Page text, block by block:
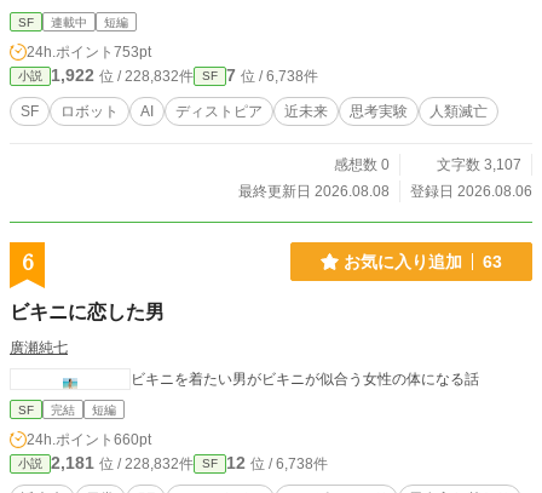
くりと、しあわせなまま、いなくなっていきました。 誰も傷つかない、優しい
世界。 誰ひとり、生まれてこない世界。 これは、人類が最後に手に入れた「味
方」の物語です。 ──この物語が生まれた日 焼肉屋で、友達に話しました。
「小説を投稿してて、いつかコミカライズされたら嬉しいな」 返ってきたの
は、こうです。 「無理やろ」 ……それを聞いた瞬間、この物語ができました。
無理なことなんて、この世にない。 そう思ったのと同時に、思ったんです。 ──
ね、絶対いけるよ」としか言わない人だったら、 わたしはたぶん、この話を書
いていません。 否定してくれてありがとう。 そのおかげで、書けました。
SF 連載中 短編
24h.ポイント 753pt
小説 1,922 位 / 228,832件 SF 7 位 / 6,738件
SF ロボット AI ディストピア 近未来 思考実験 人類滅亡
感想数 0
文字数 3,107
最終更新日 2026.08.08
登録日 2026.08.06
6 お気に入り追加 63
ビキニに恋した男
廣瀬純七
ビキニを着たい男がビキニが似合う女性の体になる話
SF 完結 短編
24h.ポイント 660pt
小説 2,181 位 / 228,832件 SF 12 位 / 6,738件